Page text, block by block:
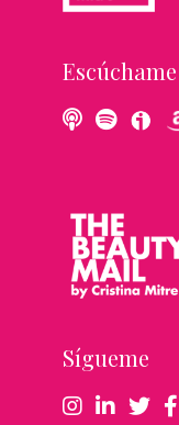
Escúchame
Sígueme